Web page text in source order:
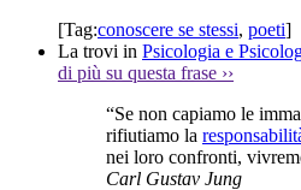
[Tag:conoscere se stessi, poeti]
La trovi in Psicologia e
di più su questa frase ››
“Se non capiamo le
rifiutiamo la
nei loro confronti,
Carl Gustav Jung